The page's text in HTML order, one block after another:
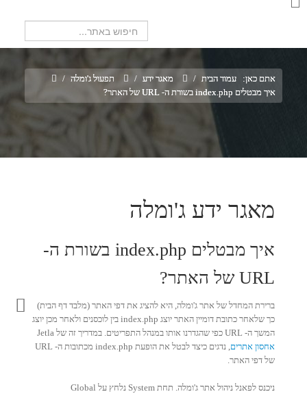
אתם כאן: עמוד הבית / מאגר ידע / תפעול ג'ומלה /
איך מבטלים index.php בשורת ה- URL של האתר?
מאגר ידע ג'ומלה
איך מבטלים index.php בשורת ה-
URL של האתר?
ברירת המחדל של אתר ג'ומלה, היא להציג את דפי האתר (מלבד דף הבית)
כך שלאחר כתובת דומיין האתר יוצג index.php בין לוכסנים ולאחר מכן יוצג
המשך ה- URL כפי שהגדרנו אותו במנהל התפריטים. במדריך זה של Jetla
אחסון אתרים
, נדגים כיצד לבטל את הופעת index.php מכתובות ה- URL
של דפי האתר.
ניכנס לפאנל ניהול אתר ג'ומלה. תחת System נלחץ על Global